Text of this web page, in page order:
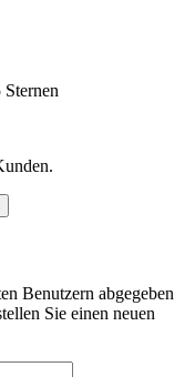
Benutzern abgegeben
Sie einen neuen